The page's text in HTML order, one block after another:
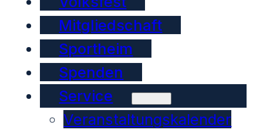
Mitgliedschaft
Sportheim
Spenden
Service
Veranstaltungskalender